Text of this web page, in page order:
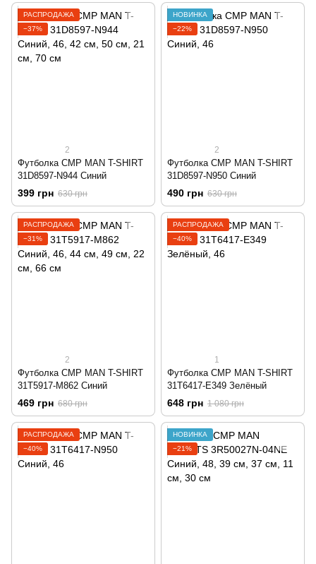
РАСПРОДАЖА
−37%
2
Футболка CMP MAN T-SHIRT
31D8597-N944 Синий
399 грн 630 грн
НОВИНКА
−22%
2
Футболка CMP MAN T-SHIRT
31D8597-N950 Синий
490 грн 630 грн
РАСПРОДАЖА
−31%
2
Футболка CMP MAN T-SHIRT
31T5917-M862 Синий
469 грн 680 грн
РАСПРОДАЖА
−40%
1
Футболка CMP MAN T-SHIRT
31T6417-E349 Зелёный
648 грн 1 080 грн
РАСПРОДАЖА
−40%
НОВИНКА
−21%